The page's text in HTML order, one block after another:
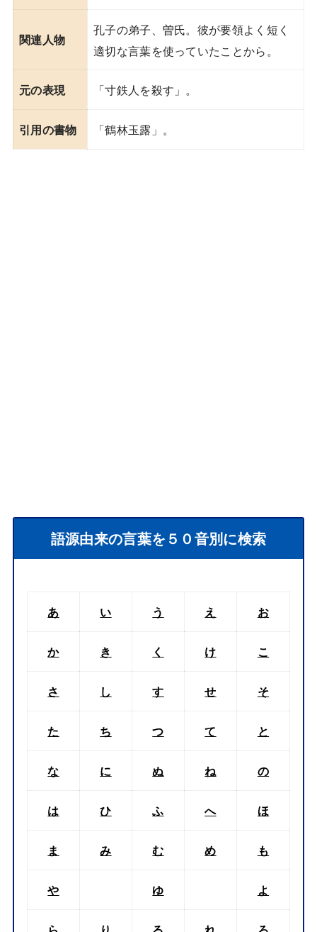
関連人物
孔子の弟子、曽氏。彼が要領よく短く
適切な言葉を使っていたことから。
元の表現 「寸鉄人を殺す」。
引用の書物 「鶴林玉露」。
語源由来の言葉を５０音別に検索
あ い う え お
か き く け こ
さ し す せ そ
た ち つ て と
な に ぬ ね の
は ひ ふ へ ほ
ま み む め も
や ゆ よ